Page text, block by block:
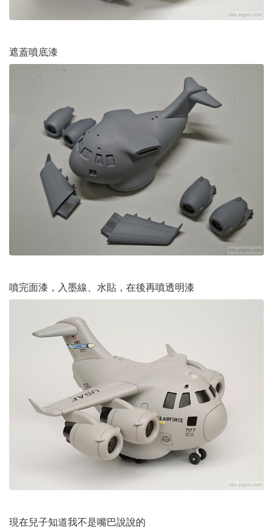
遮蓋噴底漆
噴完面漆，入墨線、水貼，在後再噴透明漆
現在兒子知道我不是嘴巴說說的